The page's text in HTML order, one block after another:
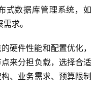
式数据库管理系统，如
求。
硬件性能和配置优化，
来分担负载，选择合适
、业务需求、预算限制